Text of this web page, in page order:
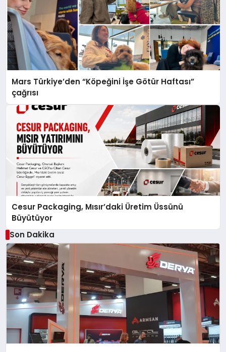
Mars Türkiye’den “Köpeğini İşe Götür Haftası”
çağrısı
Cesur Packaging, Mısır’daki Üretim Üssünü
Büyütüyor
Son Dakika